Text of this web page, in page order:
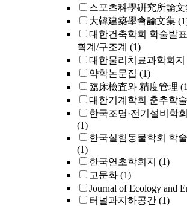
스포츠科學硏究所論文
大韓建築學會論文集
대한건축학회 학술발
획계/구조계 (1)
대한물리치료과학회지
약학논문집 (1)
臨床檢査와 精度管理
대한기계학회 춘추학
한국조명·전기설비학
(1)
한국실험동물학회 학
(1)
한국연초학회지 (1)
고문화 (1)
Journal of Ecology and
터널과지하공간 (1)